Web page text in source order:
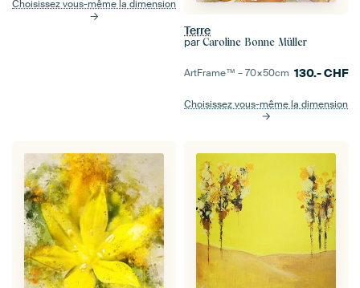
Choisissez vous-même la dimension
Terre
par Caroline Bonne Müller
ArtFrame™ –70×50cm 130.-CHF
Choisissez vous-même la dimension